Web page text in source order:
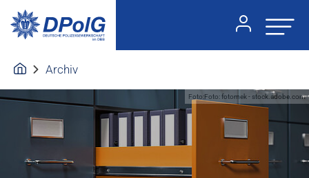
Archiv
Foto:Foto: fotomek - stock.adobe.com